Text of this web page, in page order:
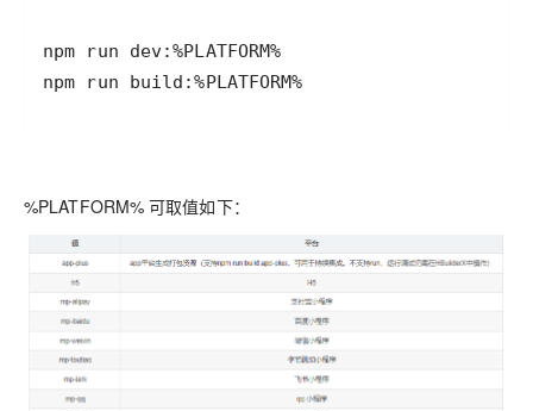
npm run build:%PLATFORM%
%PLATFORM% 可取值如下：